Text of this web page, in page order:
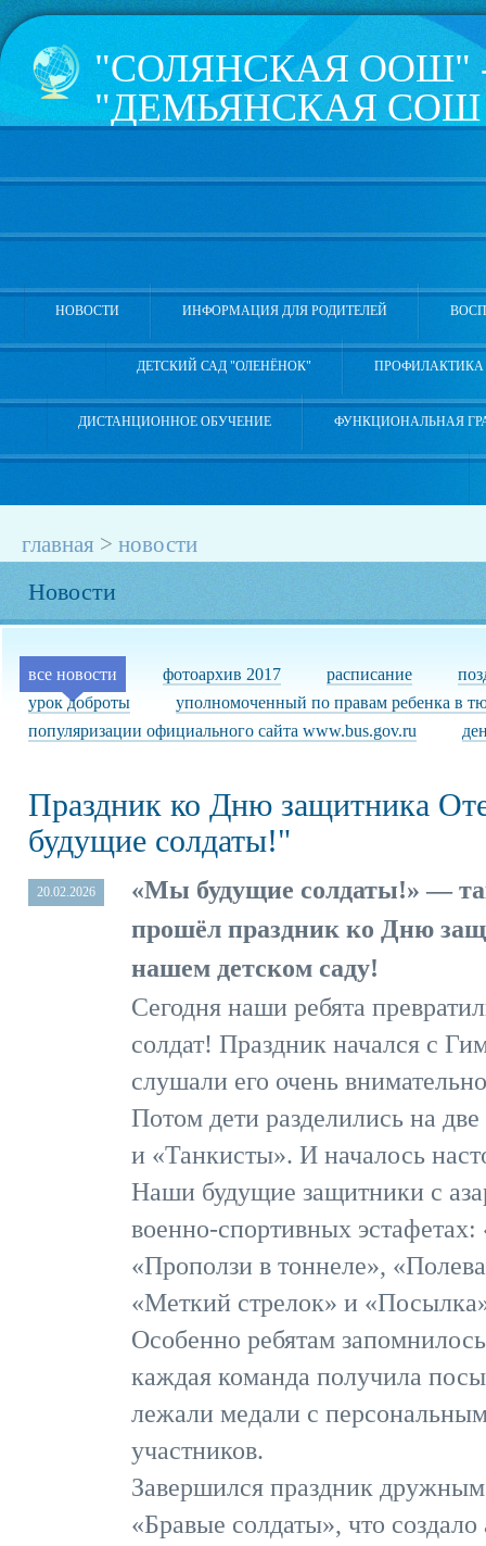
главная > новости
Новости
все новости фотоархив 2017 расписание
урок доброты
уполномоченный по правам ребенка в
популяризации официального сайта www.bus.gov.ru
Праздник ко Дню защитника
будущие солдаты!"
20.02.2026
«Мы будущие солдаты!» —
прошёл праздник ко Дню
нашем детском саду!
Сегодня наши ребята
солдат! Праздник начался с
слушали его очень
Потом дети разделились на
и «Танкисты». И началось
Наши будущие защитники с
военно-спортивных эстафетах:
«Проползи в тоннеле»,
«Меткий стрелок» и
Особенно ребятам
каждая команда получила
лежали медали с
участников.
Завершился праздник
«Бравые солдаты», что
"СОЛЯНСКАЯ ООШ"
"ДЕМЬЯНСКАЯ СОШ
РАЙОНА
626181, Тюменская
НОВОСТИ ИНФОРМАЦИЯ ДЛЯ РОДИТЕЛЕЙ
ДЕТСКИЙ САД "ОЛЕНЁНОК"
ДИСТАНЦИОННОЕ ОБУЧЕНИЕ ФУНКЦИОНАЛЬНАЯ